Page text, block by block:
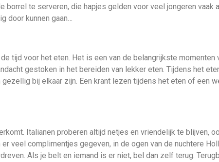
borrel te serveren, die hapjes gelden voor veel jongeren vaak
door kunnen gaan…
tijd voor het eten. Het is een van de belangrijkste momenten
gestoken in het bereiden van lekker eten. Tijdens het
bij elkaar zijn. Een krant lezen tijdens het eten of een
Italianen proberen altijd netjes en vriendelijk te blijven,
er veel complimentjes gegeven, in de ogen van de nuchtere
Als je belt en iemand is er niet, bel dan zelf terug.